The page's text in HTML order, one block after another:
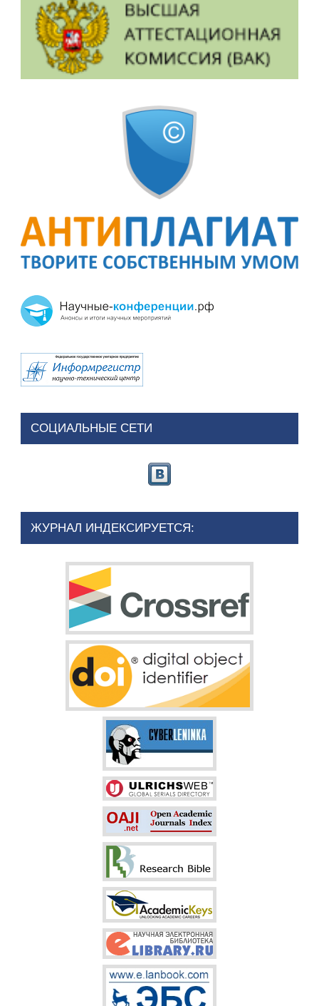
СОЦИАЛЬНЫЕ СЕТИ
ЖУРНАЛ ИНДЕКСИРУЕТСЯ: